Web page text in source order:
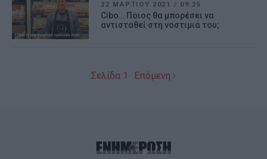
22 ΜΑΡΤΊΟΥ 2021 / 09:25
Cibo… Ποιος θα μπορέσει να
αντισταθεί στη νοστιμιά του;
Σελίδα 1 Επόμενη ›